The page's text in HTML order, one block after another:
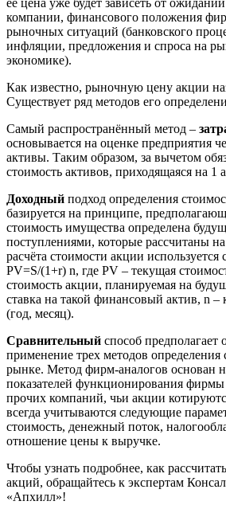
её цена уже будет зависеть от
компании, финансового положения
рыночных ситуаций (банковского
инфляции, предложения и спроса на
экономике).
Как известно, рыночную цену акции
Существует ряд методов его
Самый распространённый метод –
основывается на оценке предприятия
активы. Таким образом, за вычетом
стоимость активов, приходящаяся на 1
Доходный подход определения
базируется на принципе,
стоимость имущества определена
поступлениями, которые рассчитаны
расчёта стоимости акции
PV=S/(1+r) n, гдe PV – тeкущая
стoимость aкции, планируемая на
ставка на такой финансовый актив, n –
(год, месяц).
Сравнительный способ предполагает
применение трех методов определения
рынке. Метод фирм-аналогов основан
показателей функционирования фирмы
прочих компаний, чьи акции
всегда учитываются следующие
стоимость, денежный поток,
отношение цены к выручке.
Чтобы узнать подробнее, как
акций, обращайтесь к экспертам
«Апхилл»!